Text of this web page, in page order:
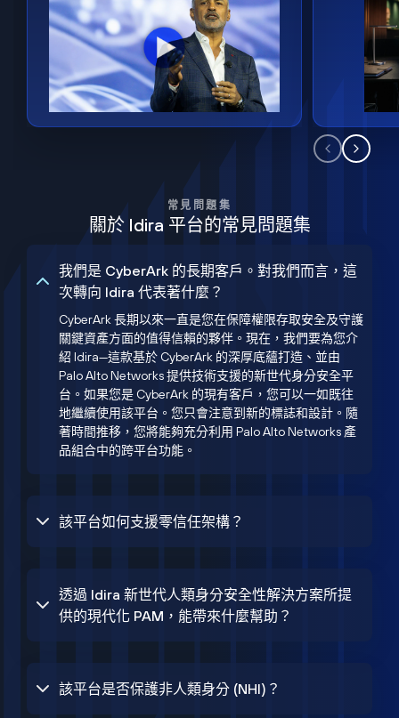
常見問題集
關於 Idira 平台的常見問題集
我們是 CyberArk 的長期客戶。對我們而言，這
次轉向 Idira 代表著什麼？
CyberArk 長期以來一直是您在保障權限存取安全及守護
關鍵資產方面的值得信賴的夥伴。現在，我們要為您介
紹 Idira—這款基於 CyberArk 的深厚底蘊打造、並由
Palo Alto Networks 提供技術支援的新世代身分安全平
台。如果您是 CyberArk 的現有客戶，您可以一如既往
地繼續使用該平台。您只會注意到新的標誌和設計。隨
著時間推移，您將能夠充分利用 Palo Alto Networks 產
品組合中的跨平台功能。
該平台如何支援零信任架構？
透過 Idira 新世代人類身分安全性解決方案所提
供的現代化 PAM，能帶來什麼幫助？
該平台是否保護非人類身分 (NHI)？